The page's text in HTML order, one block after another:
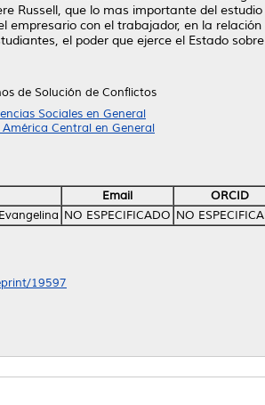
Russell, que lo mas importante del
empresario con el trabajador, en la
el poder que ejerce el Estado
de Solución de Conflictos
Sociales en General
Central en General
Email
ORCID
NO ESPECIFICADO NO
19597